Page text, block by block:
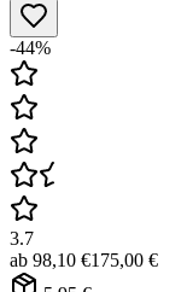
-44%
3.7
ab 98,10 €175,00 €